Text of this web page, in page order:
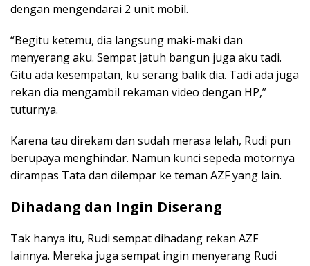
dengan mengendarai 2 unit mobil.
“Begitu ketemu, dia langsung maki-maki dan
menyerang aku. Sempat jatuh bangun juga aku tadi.
Gitu ada kesempatan, ku serang balik dia. Tadi ada juga
rekan dia mengambil rekaman video dengan HP,”
tuturnya.
Karena tau direkam dan sudah merasa lelah, Rudi pun
berupaya menghindar. Namun kunci sepeda motornya
dirampas Tata dan dilempar ke teman AZF yang lain.
Dihadang dan Ingin Diserang
Tak hanya itu, Rudi sempat dihadang rekan AZF
lainnya. Mereka juga sempat ingin menyerang Rudi